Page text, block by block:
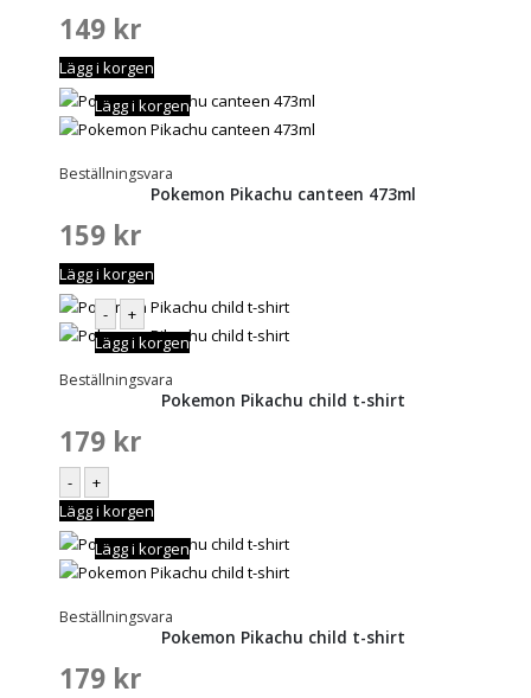
149 kr
Lägg i korgen
Beställningsvara
Lägg i korgen
Pokemon Pikachu canteen 473ml
159 kr
Lägg i korgen
Beställningsvara
-
+
Lägg i korgen
Pokemon Pikachu child t-shirt
179 kr
-
+
Lägg i korgen
Beställningsvara
Lägg i korgen
Pokemon Pikachu child t-shirt
179 kr